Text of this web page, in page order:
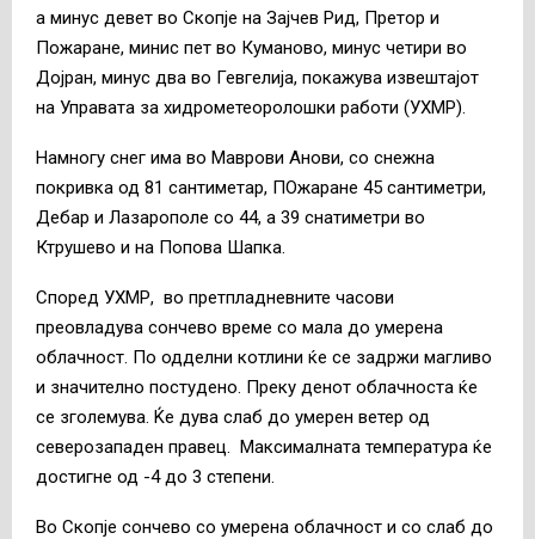
а минус девет во Скопје на Зајчев Рид, Претор и
Пожаране, минис пет во Куманово, минус четири во
Дојран, минус два во Гевгелија, покажува извештајот
на Управата за хидрометеоролошки работи (УХМР).
Намногу снег има во Маврови Анови, со снежна
покривка од 81 сантиметар, ПОжаране 45 сантиметри,
Дебар и Лазарополе со 44, а 39 снатиметри во
Ктрушево и на Попова Шапка.
Според УХМР, во претпладневните часови
преовладува сончево време со мала до умерена
облачност. По одделни котлини ќе се задржи магливо
и значително постудено. Преку денот облачноста ќе
се зголемува. Ќе дува слаб до умерен ветер од
северозападен правец. Максималната температура ќе
достигне од -4 до 3 степени.
Во Скопје сончево со умерена облачност и со слаб до